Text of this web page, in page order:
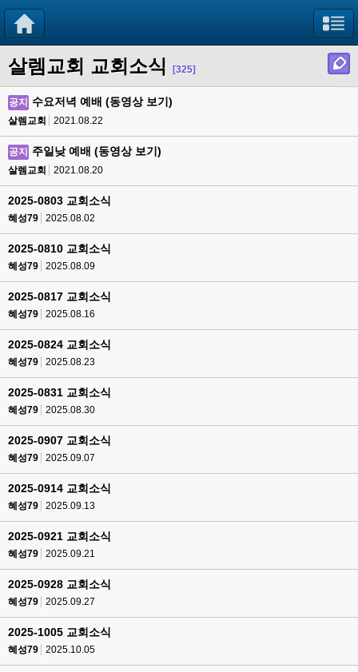
살렘교회 교회소식 [325]
공지 수요저녁 예배 (동영상 보기)
살렘교회 2021.08.22
공지 주일낮 예배 (동영상 보기)
살렘교회 2021.08.20
2025-0803 교회소식
혜성79 2025.08.02
2025-0810 교회소식
혜성79 2025.08.09
2025-0817 교회소식
혜성79 2025.08.16
2025-0824 교회소식
혜성79 2025.08.23
2025-0831 교회소식
혜성79 2025.08.30
2025-0907 교회소식
혜성79 2025.09.07
2025-0914 교회소식
혜성79 2025.09.13
2025-0921 교회소식
혜성79 2025.09.21
2025-0928 교회소식
혜성79 2025.09.27
2025-1005 교회소식
혜성79 2025.10.05